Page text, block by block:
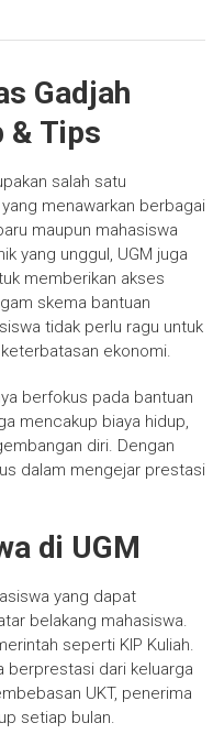
Gadjah
& Tips
salah satu
menawarkan berbagai
maupun mahasiswa
yang unggul, UGM juga
memberikan akses
skema bantuan
tidak perlu ragu untuk
ekonomi.
berfokus pada bantuan
mencakup biaya hidup,
diri. Dengan
dalam mengejar prestasi
di UGM
yang dapat
belakang mahasiswa.
seperti KIP Kuliah.
berprestasi dari keluarga
UKT, penerima
setiap bulan.